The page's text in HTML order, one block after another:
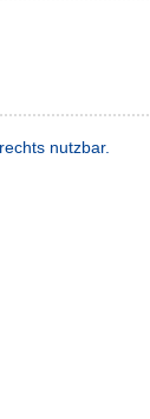
nutzbar.